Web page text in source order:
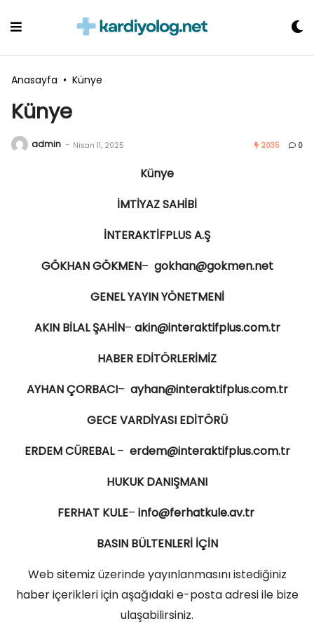
Anasayfa • Künye
Künye
admin - Nisan 11, 2025 2035 0
Künye
İMTİYAZ SAHİBİ
İNTERAKTİFPLUS A.Ş
GÖKHAN GÖKMEN– gokhan@gokmen.net
GENEL YAYIN YÖNETMENİ
AKIN BİLAL ŞAHİN– akin@interaktifplus.com.tr
HABER EDİTÖRLERİMİZ
AYHAN ÇORBACI– ayhan@interaktifplus.com.tr
GECE VARDİYASI EDİTÖRÜ
ERDEM CÜREBAL– erdem@interaktifplus.com.tr
HUKUK DANIŞMANI
FERHAT KULE– info@ferhatkule.av.tr
BASIN BÜLTENLERİ İÇİN
Web sitemiz üzerinde yayınlanmasını istediğiniz
haber içerikleri için aşağıdaki e-posta adresi ile bize
ulaşabilirsiniz.